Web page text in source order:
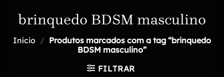
brinquedo BDSM masculino
Início / Produtos marcados com a tag “brinquedo
BDSM masculino”
FILTRAR